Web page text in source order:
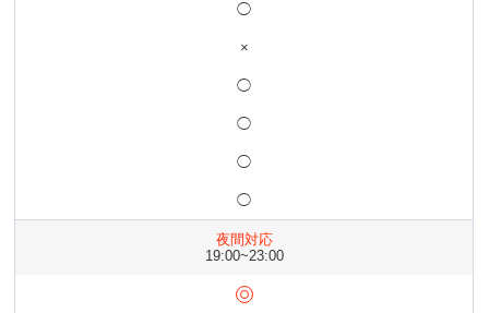
◯
×
◯
◯
◯
◯
夜間対応
19:00~23:00